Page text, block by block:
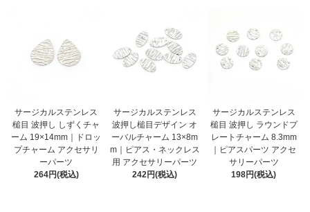
サージカルステンレス
槌目 波押し しずくチャ
ーム 19×14mm｜ドロッ
プチャーム アクセサリ
ーパーツ
264円(税込)
サージカルステンレス
波押し槌目デザイン オ
ーバルチャーム 13×8m
m｜ピアス・ネックレス
用 アクセサリーパーツ
242円(税込)
サージカルステンレス
槌目 波押し ラウンドプ
レートチャーム 8.3mm
｜ピアスパーツ アクセ
サリーパーツ
198円(税込)